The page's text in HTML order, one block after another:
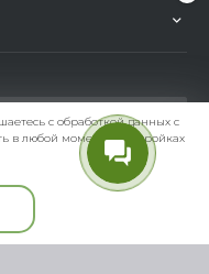
с обработкой данных с
в любой момент в настройках